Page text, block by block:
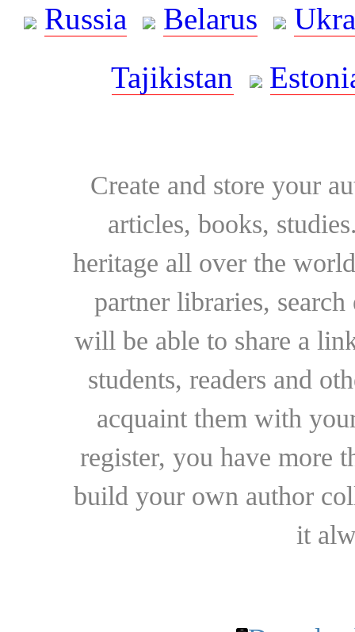
Russia
Belarus
Tajikistan
Create and store your
articles, books,
heritage all over the
partner libraries,
will be able to share a
students, readers and
acquaint them with
register, you have more
build your own author
it